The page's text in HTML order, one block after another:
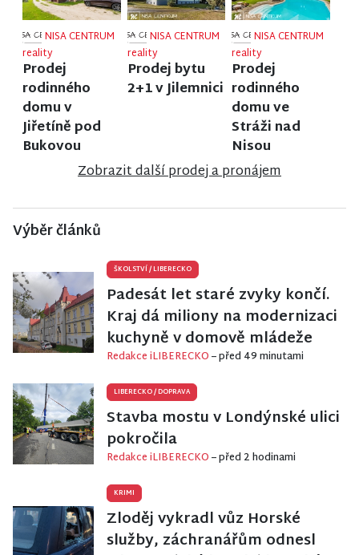
NISA CENTRUM
reality
Prodej
rodinného
domu v
Jiřetíně pod
Bukovou
NISA CENTRUM
reality
Prodej bytu
2+1 v Jilemnici
NISA CENTRUM
reality
Prodej
rodinného
domu ve
Stráži nad
Nisou
Zobrazit další prodej a pronájem
Výběr článků
ŠKOLSTVÍ/LIBERECKO
Padesát let staré zvyky končí.
Kraj dá miliony na modernizaci
kuchyně v domově mládeže
Redakce iLIBERECKO– před 49 minutami
LIBERECKO/DOPRAVA
Stavba mostu v Londýnské ulici
pokročila
Redakce iLIBERECKO– před 2 hodinami
KRIMI
Zloděj vykradl vůz Horské
služby, záchranářům odnesl